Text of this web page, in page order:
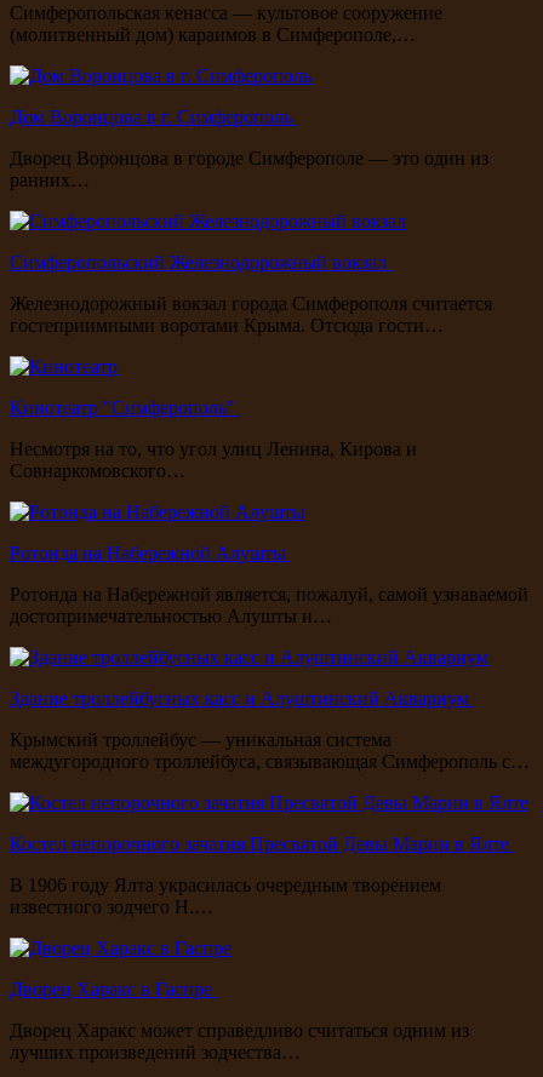
Симферопольская кенасса — культовое сооружение
(молитвенный дом) караимов в Симферополе,…
Дом Воронцова в г. Симферополь
Дворец Воронцова в городе Симферополе — это один из
ранних…
Симферопольский Железнодорожный вокзал
Железнодорожный вокзал города Симферополя считается
гостеприимными воротами Крыма. Отсюда гости…
Кинотеатр "Симферополь"
Несмотря на то, что угол улиц Ленина, Кирова и
Совнаркомовского…
Ротонда на Набережной Алушты
Ротонда на Набережной является, пожалуй, самой узнаваемой
достопримечательностью Алушты и…
Здание троллейбусных касс и Алуштинский Аквариум
Крымский троллейбус — уникальная система
междугородного троллейбуса, связывающая Симферополь с…
Костел непорочного зачатия Пресвятой Девы Марии в Ялте
В 1906 году Ялта украсилась очередным творением
известного зодчего Н.…
Дворец Харакс в Гаспре
Дворец Харакс может справедливо считаться одним из
лучших произведений зодчества…